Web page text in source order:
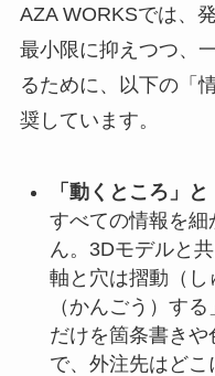
AZA WORKSでは、
最小限に抑えつつ、
るために、以下の「
奨しています。
「動くところ」
すべての情報を
ん。3Dモデルと
軸と穴は摺動（
（かんごう）す
だけを箇条書き
で、外注先はど